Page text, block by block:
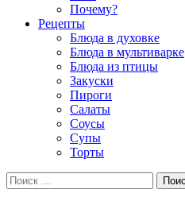
Почему?
Рецепты
Блюда в духовке
Блюда в мультиварке
Блюда из птицы
Закуски
Пироги
Салаты
Соусы
Супы
Торты